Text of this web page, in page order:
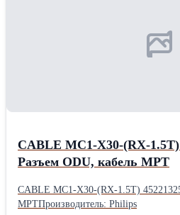
CABLE MC1-X30-(RX-1.5T)
Разъем ODU, кабель МРТ
CABLE MC1-X30-(RX-1.5T)
МРТПроизводитель: Philips